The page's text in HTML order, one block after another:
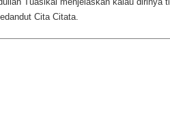
Cita Citata.